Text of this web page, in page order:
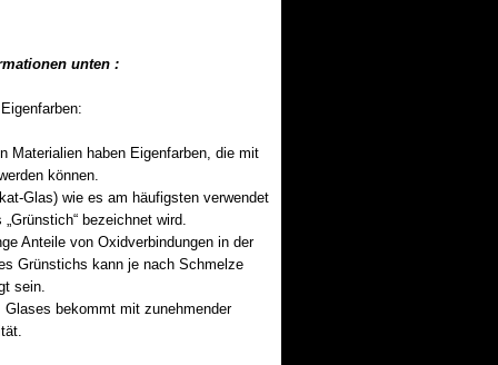
unten :
Materialien haben Eigenfarben, die mit
können.
Glas) wie es am häufigsten verwendet
bezeichnet wird.
Anteile von Oxidverbindungen in der
Grünstichs kann je nach Schmelze
sein.
bekommt mit zunehmender